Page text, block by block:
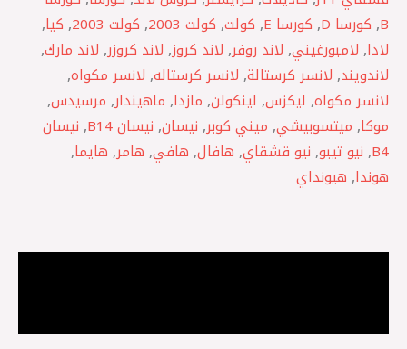
B
, كورسا D , كورسا E , كولت, كولت 2003 , كولت 2003 , كيا,
لادا, لامبورغيني, لاند روفر, لاند كروز, لاند كروزر, لاند مارك,
لاندويند, لانسر كرستالة, لانسر كرستاله, لانسر مكواه,
لانسر مكواه, ليكزس, لينكولن, مازدا, ماهيندار, مرسيدس,
موكا, ميتسوبيشي, ميني كوبر, نيسان, نيسان B14 , نيسان
B4
, نيو تيبو, نيو قشقاي, هافال, هافي, هامر, هايما,
هوندا, هيونداي